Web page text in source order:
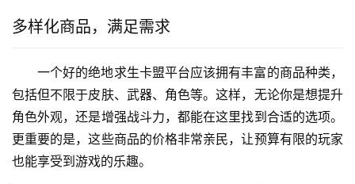
多样化商品，满足需求
一个好的绝地求生卡盟平台应该拥有丰富的商品种类，
包括但不限于皮肤、武器、角色等。这样，无论你是想提升
角色外观，还是增强战斗力，都能在这里找到合适的选项。
更重要的是，这些商品的价格非常亲民，让预算有限的玩家
也能享受到游戏的乐趣。